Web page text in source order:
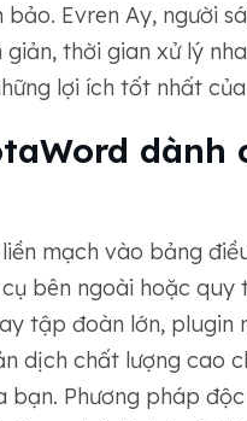
Evren Ay, người
thời gian xử lý
lợi ích tốt nhất
dành
mạch vào bảng
bên ngoài hoặc
tập đoàn lớn, plugin
dịch chất lượng cao
Phương pháp